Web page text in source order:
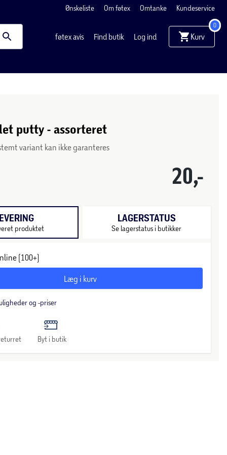
Ønskeliste Om føtex Omtanke Kundeservice
føtex avis Find butik Log ind Kurv
0
putty - assorteret
variant kan ikke garanteres
20,-
produktet
LAGERSTATUS
Se lagerstatus i butikker
(100+)
Læg i kurv
og -priser
Byt i butik